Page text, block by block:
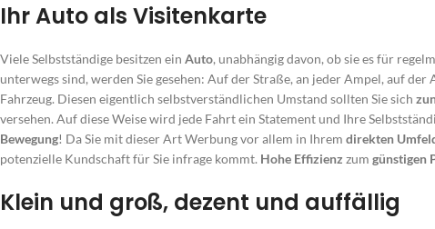
Ihr Auto als Visitenkarte
Viele Selbstständige besitzen ein Auto, unabhängig davon, ob sie es für
unterwegs sind, werden Sie gesehen: Auf der Straße, an jeder Ampel, auf
Fahrzeug. Diesen eigentlich selbstverständlichen Umstand sollten Sie sich
versehen. Auf diese Weise wird jede Fahrt ein Statement und Ihre
Bewegung! Da Sie mit dieser Art Werbung vor allem in Ihrem direkten
potenzielle Kundschaft für Sie infrage kommt. Hohe Effizienz zum günstigen
Klein und groß, dezent und auffällig